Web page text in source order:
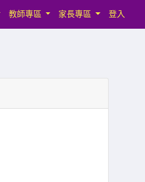
教師專區 家長專區 登入